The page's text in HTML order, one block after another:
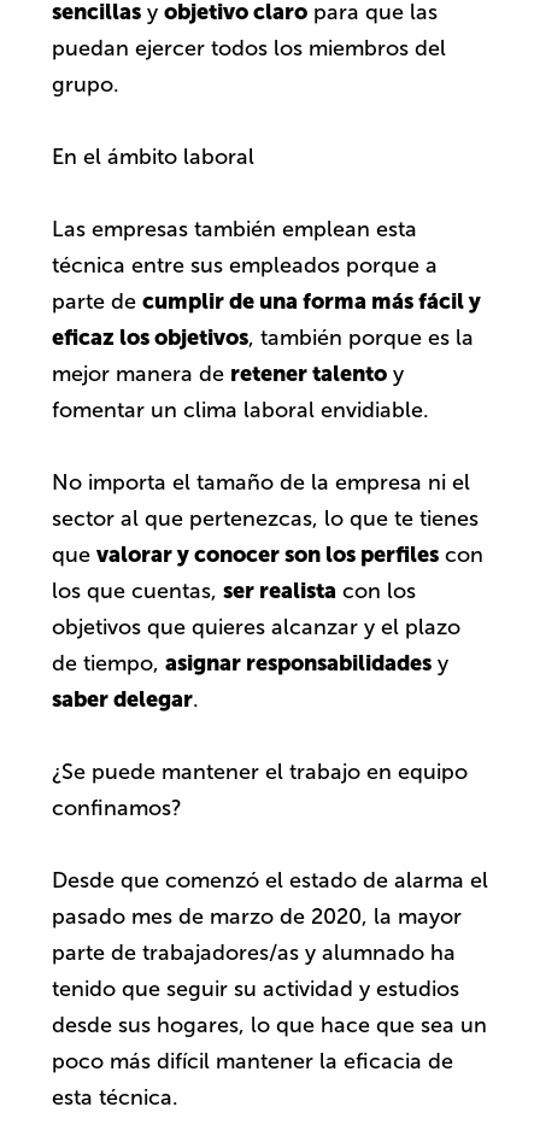
sencillasy objetivo claropara que las
puedan ejercer todos los miembros del
grupo.
En el ámbito laboral
Las empresas también emplean esta
técnica entre sus empleados porque a
parte de cumplir de una forma más fácil y
eficaz los objetivos, también porque es la
mejor manera de retener talentoy
fomentar un clima laboral envidiable.
No importa el tamaño de la empresa ni el
sector al que pertenezcas, lo que te tienes
que valorar y conocer son los perfilescon
los que cuentas, ser realista con los
objetivos que quieres alcanzar y el plazo
de tiempo, asignar responsabilidadesy
saber delegar.
¿Se puede mantener el trabajo en equipo
confinamos?
Desde que comenzó el estado de alarma el
pasado mes de marzo de 2020, la mayor
parte de trabajadores/as y alumnado ha
tenido que seguir su actividad y estudios
desde sus hogares, lo que hace que sea un
poco más difícil mantener la eficacia de
esta técnica.